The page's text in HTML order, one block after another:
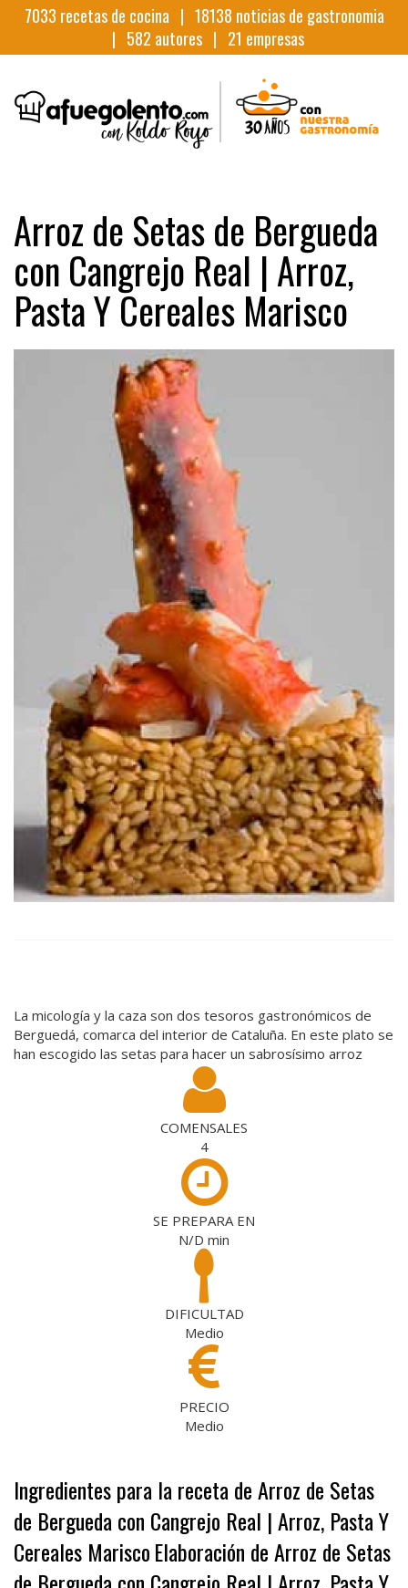
7033 recetas de cocina | 18138 noticias de gastronomia
| 582 autores | 21 empresas
Arroz de Setas de Bergueda
con Cangrejo Real | Arroz,
Pasta Y Cereales Marisco
La micología y la caza son dos tesoros gastronómicos de
Berguedá, comarca del interior de Cataluña. En este plato se
han escogido las setas para hacer un sabrosísimo arroz
COMENSALES
4
SE PREPARA EN
N/D min
DIFICULTAD
Medio
PRECIO
Medio
Ingredientes para la receta de Arroz de Setas
de Bergueda con Cangrejo Real | Arroz, Pasta Y
Cereales MariscoElaboración de Arroz de Setas